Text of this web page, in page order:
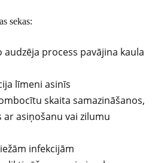
sekas:
audzēja process pavājina kaula
līmeni asinīs
skaita samazināšanos,
ar asiņošanu vai zilumu
infekcijām